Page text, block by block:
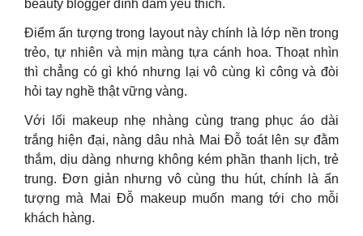
beauty blogger đình đám yêu thích.
Điểm ấn tượng trong layout này chính là lớp nền trong
trẻo, tự nhiên và mịn màng tựa cánh hoa. Thoạt nhìn
thì chẳng có gì khó nhưng lại vô cùng kì công và đòi
hỏi tay nghề thật vững vàng.
Với lối makeup nhẹ nhàng cùng trang phục áo dài
trắng hiện đại, nàng dâu nhà Mai Đỗ toát lên sự đằm
thắm, dịu dàng nhưng không kém phần thanh lịch, trẻ
trung. Đơn giản nhưng vô cùng thu hút, chính là ấn
tượng mà Mai Đỗ makeup muốn mang tới cho mỗi
khách hàng.